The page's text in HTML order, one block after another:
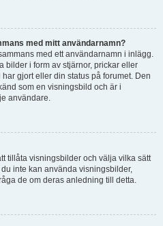
med mitt användarnamn?
med ett användarnamn i inlägg.
bilder i form av stjärnor, prickar eller
gjort eller din status på forumet. Den
som en visningsbild och är i
användare.
tillåta visningsbilder och välja vilka sätt
inte kan använda visningsbilder,
de om deras anledning till detta.